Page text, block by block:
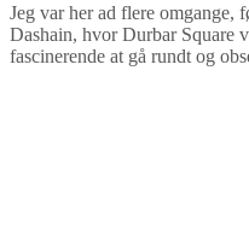
Jeg var her ad flere omgange,
Dashain, hvor Durbar Square
fascinerende at gå rundt og